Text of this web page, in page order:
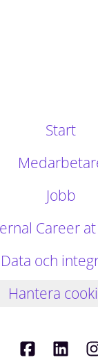
Start
Jobb
Career
Data och
Hantera